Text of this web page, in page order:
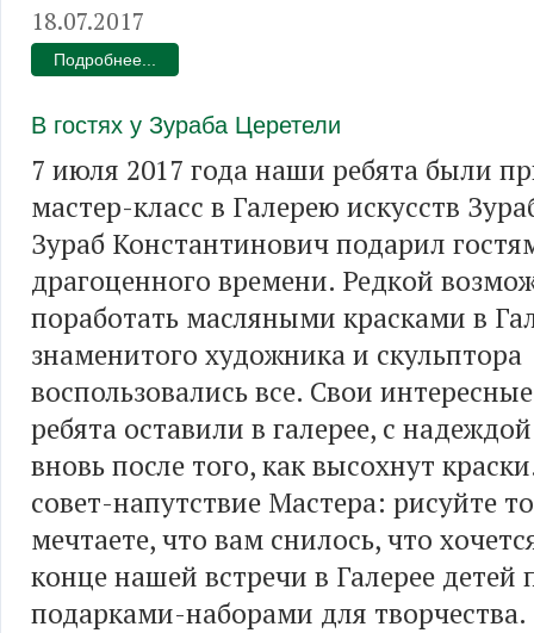
18.07.2017
Подробнее...
В гостях у Зураба Церетели
7 июля 2017 года наши ребята были
мастер-класс в Галерею искусств
Зураб Константинович подарил
драгоценного времени. Редкой
поработать масляными красками в
знаменитого художника и скульптора
воспользовались все. Свои
ребята оставили в галерее, с
вновь после того, как высохнут
совет-напутствие Мастера: рисуйте
мечтаете, что вам снилось, что
конце нашей встречи в Галерее детей
подарками-наборами для творчества.